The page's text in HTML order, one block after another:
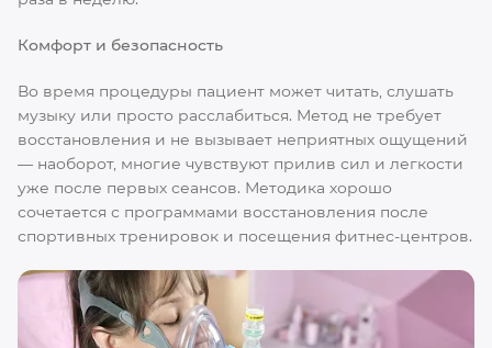
Комфорт и безопасность
Во время процедуры пациент может читать, слушать
музыку или просто расслабиться. Метод не требует
восстановления и не вызывает неприятных ощущений
— наоборот, многие чувствуют прилив сил и легкости
уже после первых сеансов. Методика хорошо
сочетается с программами восстановления после
спортивных тренировок и посещения фитнес-центров.